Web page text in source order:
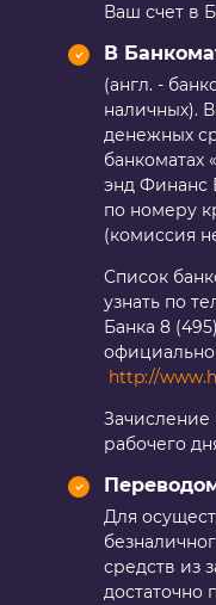
Ваш счет в
В
(англ. -
наличных).
денежных
банкоматах
энд Финанс
по номеру
(комиссия
Список
узнать по
Банка 8
http://
Зачисление
рабочего
Для
средств из
достаточно